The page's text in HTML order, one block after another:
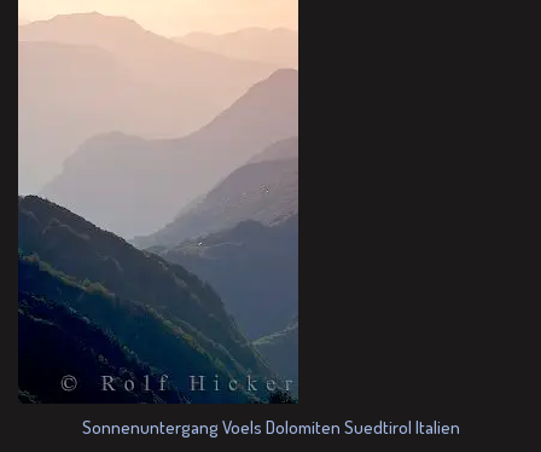
Sonnenuntergang Voels Dolomiten Suedtirol Italien